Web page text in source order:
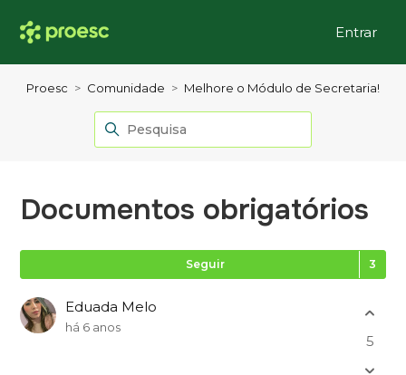
Entrar
Proesc Comunidade Melhore o Módulo de Secretaria!
Documentos obrigatórios
Seguir
Eduada Melo
há 6 anos
5